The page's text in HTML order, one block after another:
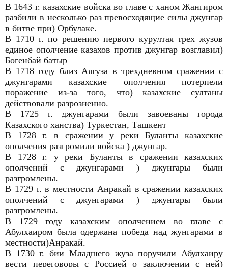
В 1643 г. казахские войска во главе с ханом Жангиром
разбили в несколько раз превосходящие силы джунгар
в битве при) Орбулаке.
В 1710 г. по решению первого курултая трех жузов
единое ополчение казахов против джунгар возглавил)
Богенбай батыр
В 1718 году близ Аягуза в трехдневном сражении с
джунгарами казахские ополчения потерпели
поражение из-за того, что) казахские султаны
действовали разрозненно.
В 1725 г. джунгарами были завоеваны города
Казахского ханства) Туркестан, Ташкент
В 1728 г. в сражении у реки Буланты казахские
ополчения разгромили войска ) джунгар.
В 1728 г. у реки Буланты в сражении казахских
ополчений с джунгарами ) джунгары были
разгромлены.
В 1729 г. в местности Анракай в сражении казахских
ополчений с джунгарами ) джунгары были
разгромлены.
В 1729 году казахским ополчением во главе с
Абулхаиром была одержана победа над жунгарами в
местности)Анракай.
В 1730 г. бии Младшего жуза поручили Абулхаиру
вести переговоры с Россией о заключении с ней)